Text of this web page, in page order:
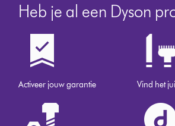
Heb je al een Dyson
Activeer jouw garantie Vind het